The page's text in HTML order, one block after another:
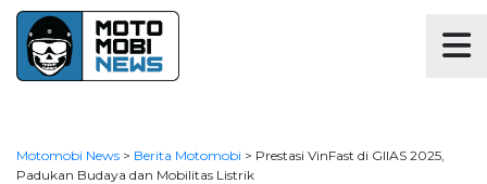
Motomobi News > Berita Motomobi > Prestasi VinFast di GIIAS 2025,
Padukan Budaya dan Mobilitas Listrik